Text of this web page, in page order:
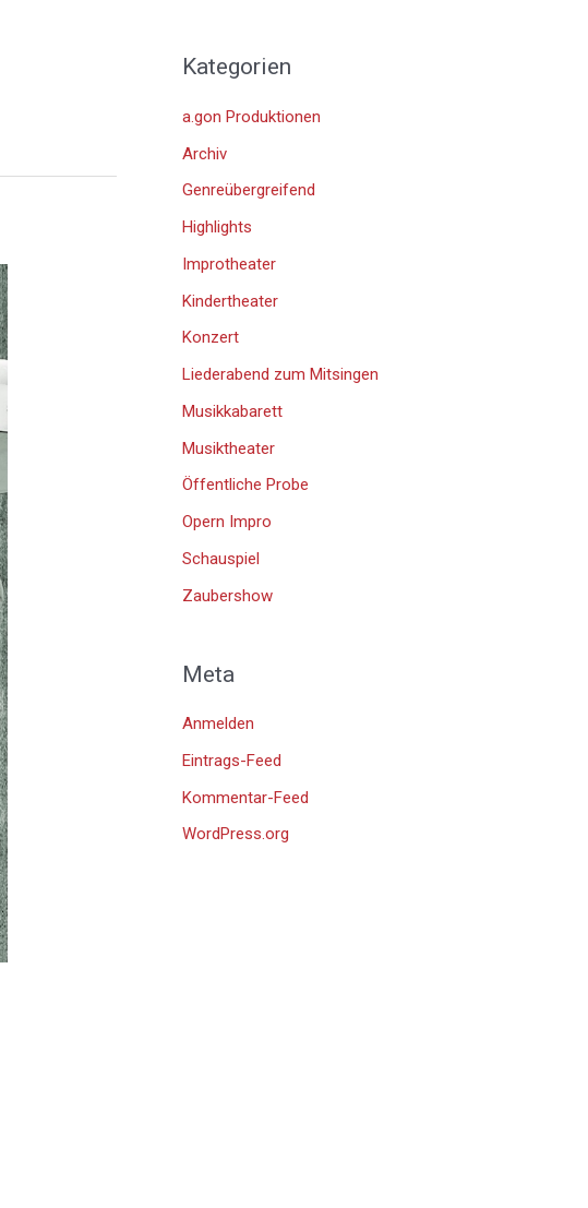
Kategorien
a.gon Produktionen
Archiv
Genreübergreifend
Highlights
Improtheater
Kindertheater
Konzert
Liederabend zum Mitsingen
Musikkabarett
Musiktheater
Öffentliche Probe
Opern Impro
Schauspiel
Zaubershow
Meta
Anmelden
Eintrags-Feed
Kommentar-Feed
WordPress.org